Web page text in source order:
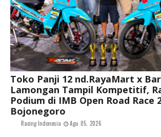
Toko Panji 12 nd.RayaMart x
Lamongan Tampil Kompetitif,
Podium di IMB Open Road Race
Bojonegoro
Racing Indonesia Agu 05, 2026